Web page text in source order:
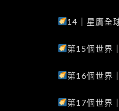
14｜星鷹全
第15個世界
第16個世界
第17個世界